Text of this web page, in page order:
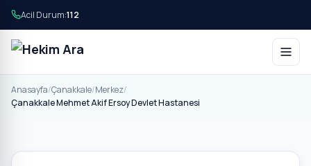
Acil Durum:112
Anasayfa/Çanakkale/Merkez/
Çanakkale Mehmet Akif Ersoy Devlet Hastanesi